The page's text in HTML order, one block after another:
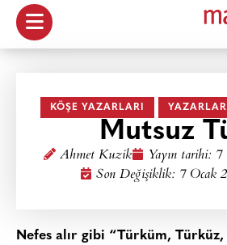
KÖŞE YAZARLARI YAZARLAR
Mutsuz
Ahmet Kuzik Yayın tarihi: 7
Son Değişiklik: 7 Ocak
Nefes alır gibi “Türküm,